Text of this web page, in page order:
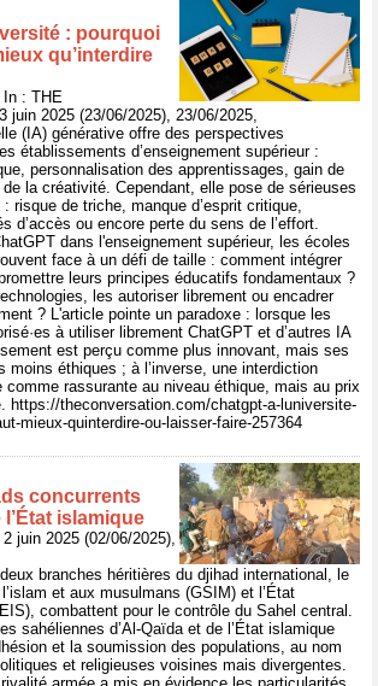
: pourquoi
qu’interdire
In : THE
juin 2025 (23/06/2025), 23/06/2025,
(IA) générative offre des perspectives
établissements d’enseignement supérieur :
personnalisation des apprentissages, gain de
la créativité. Cependant, elle pose de sérieuses
risque de triche, manque d’esprit critique,
d’accès ou encore perte du sens de l’effort.
dans l'enseignement supérieur, les écoles
face à un défi de taille : comment intégrer
leurs principes éducatifs fondamentaux ?
les autoriser librement ou encadrer
? L'article pointe un paradoxe : lorsque les
à utiliser librement ChatGPT et d’autres IA
est perçu comme plus innovant, mais ses
moins éthiques ; à l’inverse, une interdiction
comme rassurante au niveau éthique, mais au prix
https://theconversation.com/chatgpt-a-luniversite-
mieux-quinterdire-ou-laisser-faire-257364
concurrents
l’État islamique
juin 2025 (02/06/2025),
branches héritières du djihad international, le
et aux musulmans (GSIM) et l’État
combattent pour le contrôle du Sahel central.
sahéliennes d’Al-Qaïda et de l’État islamique
et la soumission des populations, au nom
et religieuses voisines mais divergentes.